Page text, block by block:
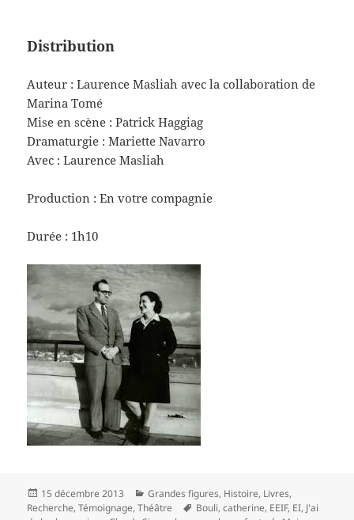
Distribution
Auteur : Laurence Masliah avec la collaboration de
Marina Tomé
Mise en scène : Patrick Haggiag
Dramaturgie : Mariette Navarro
Avec : Laurence Masliah
Production : En votre compagnie
Durée : 1h10
Publié
le
15 décembre 2013 Catégories
Grandes figures, Histoire, Livres,
Recherche,Témoignage,Théâtre
Mots-
Bouli,catherine, EEIF, EI, J'ai